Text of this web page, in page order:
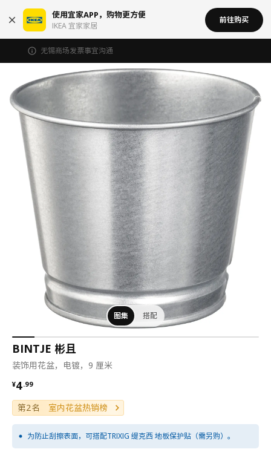
使用宜家APP，购物更方便
IKEA 宜家家居
前往购买
无锡商场发票事宜沟通
图集 搭配
BINTJE 彬且
装饰用花盆，电镀，9 厘米
¥4.99
¥ 4.99
第2名 室内花盆热销榜
为防止刮擦表面，可搭配TRIXIG 缇克西 地板保护贴（需另购）。